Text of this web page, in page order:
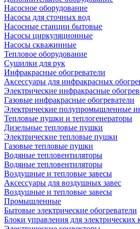
Насосное оборудование
Насосы для сточных вод
Насосные станции бытовые
Насосы циркуляционные
Насосы скважинные
Тепловое оборудование
Сушилки для рук
Инфракрасные обогреватели
Аксессуары для инфракрасных
Электрические инфракрасные
Газовые инфракрасные обогреватели
Электрические полупромышленные
Тепловые пушки и теплогенераторы
Дизельные тепловые пушки
Электрические тепловые пушки
Газовые тепловые пушки
Водяные тепловентиляторы
Водяные тепловентиляторы
Воздушные и тепловые завесы
Аксессуары для воздушных завес
Воздушные и тепловые завесы
Промышленные
Бытовые электрические обогреватели
Блоки управления для электрических